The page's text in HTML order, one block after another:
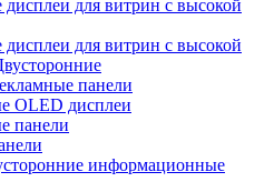
для витрин с высокой
для витрин с высокой
панели
OLED дисплеи
панели
информационные